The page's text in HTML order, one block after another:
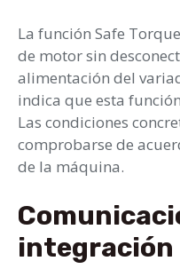
La función Safe
de motor sin
alimentación del
indica que esta
Las condiciones
comprobarse de
de la máquina.
integración